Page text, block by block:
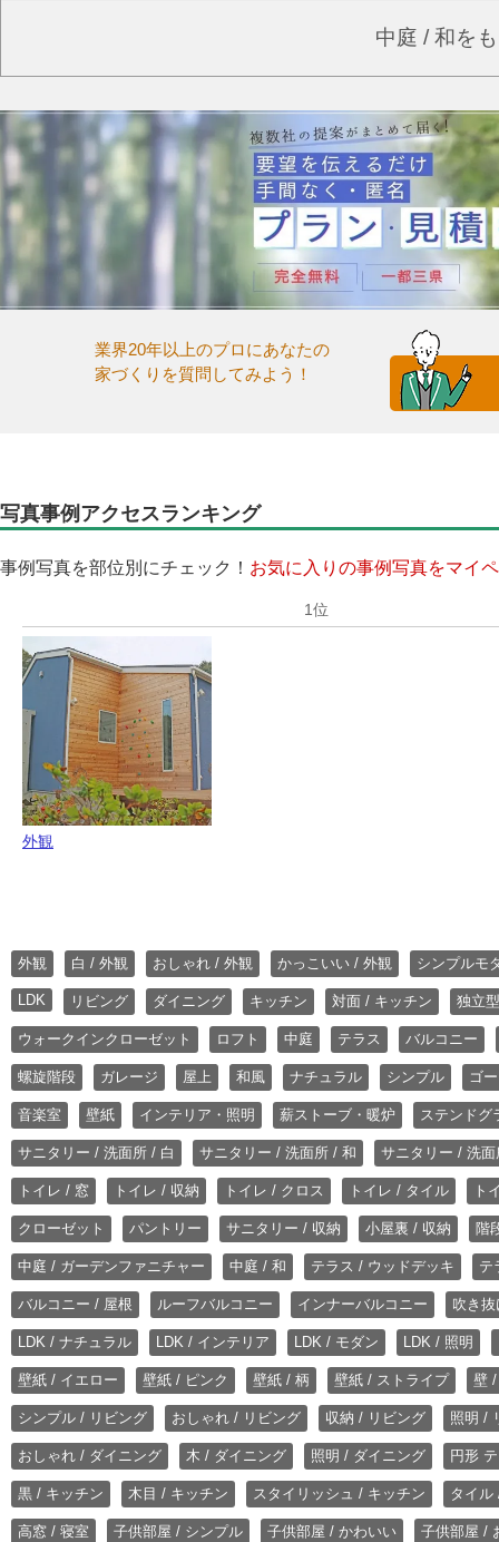
中庭 / 和を
業界20年以上のプロにあなたの
家づくりを質問してみよう！
写真事例アクセスランキング
事例写真を部位別にチェック！ お気に入りの事例写真をマイ
外観
外観 白 / 外観 おしゃれ / 外観 かっこいい / 外観 シンプルモ
LDK リビング ダイニング キッチン 対面 / キッチン 独立
ウォークインクローゼット ロフト 中庭 テラス バルコニー
螺旋階段 ガレージ 屋上 和風 ナチュラル シンプル ゴ
音楽室 壁紙 インテリア・照明 薪ストーブ・暖炉 ステンドグ
サニタリー / 洗面所 / 白 サニタリー / 洗面所 / 和 サニタリー / 洗
トイレ / 窓 トイレ / 収納 トイレ / クロス トイレ / タイル ト
クローゼット パントリー サニタリー / 収納 小屋裏 / 収納 階
中庭 / ガーデンファニチャー 中庭 / 和 テラス / ウッドデッキ テ
バルコニー / 屋根 ルーフバルコニー インナーバルコニー 吹き
LDK / ナチュラル LDK / インテリア LDK / モダン LDK / 照明
壁紙 / イエロー 壁紙 / ピンク 壁紙 / 柄 壁紙 / ストライプ 壁
シンプル / リビング おしゃれ / リビング 収納 / リビング 照明 /
おしゃれ / ダイニング 木 / ダイニング 照明 / ダイニング 円形
黒 / キッチン 木目 / キッチン スタイリッシュ / キッチン タイル
高窓 / 寝室 子供部屋 / シンプル 子供部屋 / かわいい 子供部屋 /